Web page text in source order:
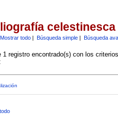
celestinesca
Mostrar todo| Búsqueda simple| Búsqueda
1 registro encontrado(s) con los